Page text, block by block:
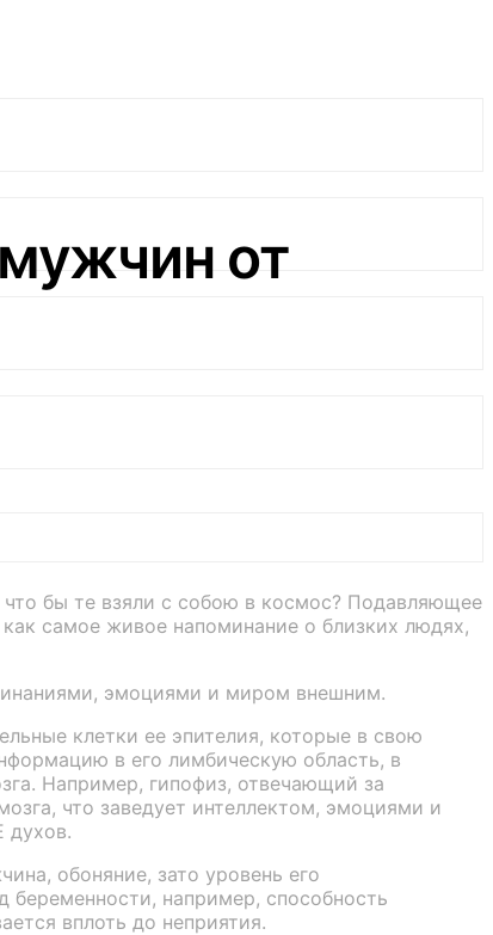
от
что бы те взяли с собою в космос? Подавляющее
самое живое напоминание о близких людях,
эмоциями и миром внешним.
клетки ее эпителия, которые в свою
в его лимбическую область, в
Например, гипофиз, отвечающий за
что заведует интеллектом, эмоциями и
духов.
обоняние, зато уровень его
беременности, например, способность
вплоть до неприятия.